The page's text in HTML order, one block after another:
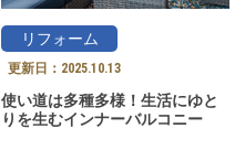
リフォーム
更新日： 2025.10.13
使い道は多種多様！生活にゆと
りを生むインナーバルコニー